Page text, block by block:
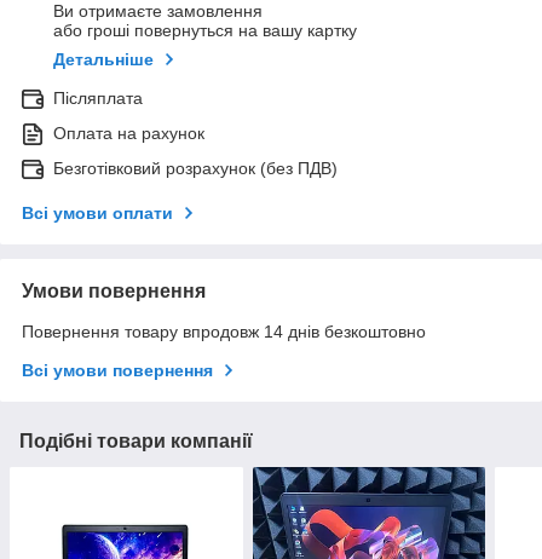
Ви отримаєте замовлення
або гроші повернуться на вашу картку
Детальніше
Післяплата
Оплата на рахунок
Безготівковий розрахунок (без ПДВ)
Всі умови оплати
Умови повернення
Повернення товару впродовж 14 днів безкоштовно
Всі умови повернення
Подібні товари компанії